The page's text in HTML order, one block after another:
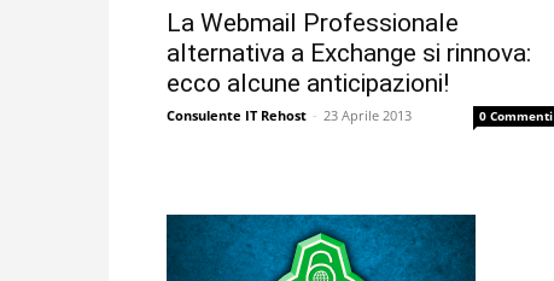
La Webmail Professionale
alternativa a Exchange si rinnova:
ecco alcune anticipazioni!
Consulente IT Rehost - 23 Aprile 2013 0 Commenti